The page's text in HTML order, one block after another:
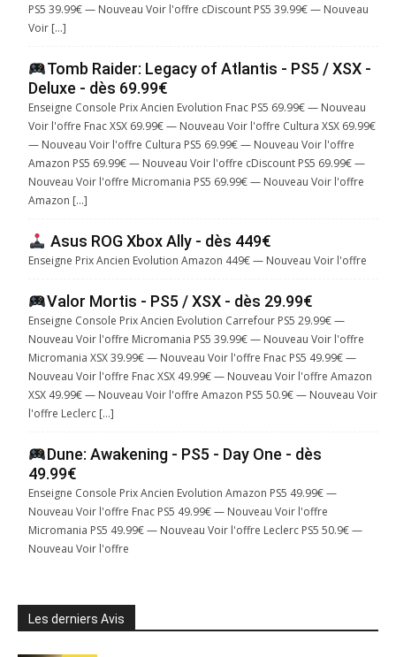
PS5 39.99€ — Nouveau Voir l'offre cDiscount PS5 39.99€ — Nouveau
Voir […]
Tomb Raider: Legacy of Atlantis - PS5 / XSX -
Deluxe - dès 69.99€
Enseigne Console Prix Ancien Evolution Fnac PS5 69.99€ — Nouveau
Voir l'offre Fnac XSX 69.99€ — Nouveau Voir l'offre Cultura XSX 69.99€
— Nouveau Voir l'offre Cultura PS5 69.99€ — Nouveau Voir l'offre
Amazon PS5 69.99€ — Nouveau Voir l'offre cDiscount PS5 69.99€ —
Nouveau Voir l'offre Micromania PS5 69.99€ — Nouveau Voir l'offre
Amazon […]
Asus ROG Xbox Ally - dès 449€
Enseigne Prix Ancien Evolution Amazon 449€ — Nouveau Voir l'offre
Valor Mortis - PS5 / XSX - dès 29.99€
Enseigne Console Prix Ancien Evolution Carrefour PS5 29.99€ —
Nouveau Voir l'offre Micromania PS5 39.99€ — Nouveau Voir l'offre
Micromania XSX 39.99€ — Nouveau Voir l'offre Fnac PS5 49.99€ —
Nouveau Voir l'offre Fnac XSX 49.99€ — Nouveau Voir l'offre Amazon
XSX 49.99€ — Nouveau Voir l'offre Amazon PS5 50.9€ — Nouveau Voir
l'offre Leclerc […]
Dune: Awakening - PS5 - Day One - dès
49.99€
Enseigne Console Prix Ancien Evolution Amazon PS5 49.99€ —
Nouveau Voir l'offre Fnac PS5 49.99€ — Nouveau Voir l'offre
Micromania PS5 49.99€ — Nouveau Voir l'offre Leclerc PS5 50.9€ —
Nouveau Voir l'offre
Les derniers Avis